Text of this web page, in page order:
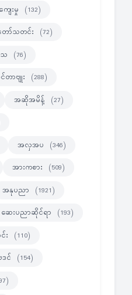
ေးမှု (132)
ာ်သတင်း (72)
(76)
တာဗျုး (288)
အဆိုအမိန့် (27)
အလှအပ (346)
အားကစား (509)
အနုပညာ (1921)
ဆေးပညာဆိုင်ရာ (193)
း (110)
ဒင် (154)